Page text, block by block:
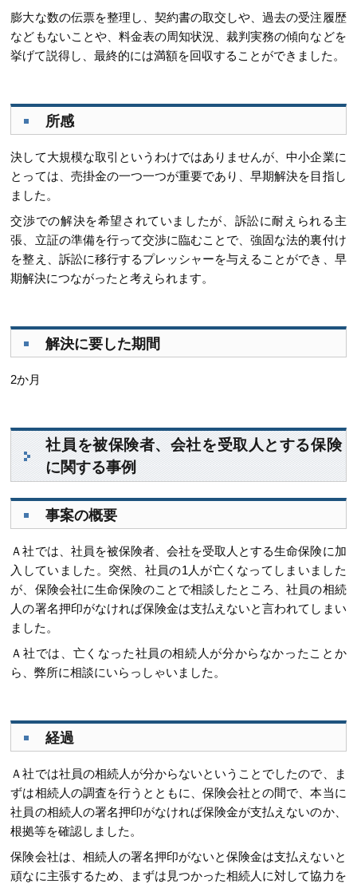
膨大な数の伝票を整理し、契約書の取交しや、過去の受注履歴
などもないことや、料金表の周知状況、裁判実務の傾向などを
挙げて説得し、最終的には満額を回収することができました。
所感
決して大規模な取引というわけではありませんが、中小企業に
とっては、売掛金の一つ一つが重要であり、早期解決を目指し
ました。
交渉での解決を希望されていましたが、訴訟に耐えられる主
張、立証の準備を行って交渉に臨むことで、強固な法的裏付け
を整え、訴訟に移行するプレッシャーを与えることができ、早
期解決につながったと考えられます。
解決に要した期間
2か月
社員を被保険者、会社を受取人とする保険
に関する事例
事案の概要
Ａ社では、社員を被保険者、会社を受取人とする生命保険に加
入していました。突然、社員の1人が亡くなってしまいました
が、保険会社に生命保険のことで相談したところ、社員の相続
人の署名押印がなければ保険金は支払えないと言われてしまい
ました。
Ａ社では、亡くなった社員の相続人が分からなかったことか
ら、弊所に相談にいらっしゃいました。
経過
Ａ社では社員の相続人が分からないということでしたので、ま
ずは相続人の調査を行うとともに、保険会社との間で、本当に
社員の相続人の署名押印がなければ保険金が支払えないのか、
根拠等を確認しました。
保険会社は、相続人の署名押印がないと保険金は支払えないと
頑なに主張するため、まずは見つかった相続人に対して協力を